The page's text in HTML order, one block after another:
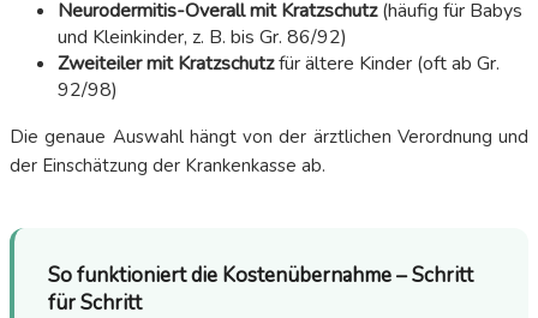
Neurodermitis-Overall mit Kratzschutz(häufig für Babys
und Kleinkinder, z. B. bis Gr. 86/92)
Zweiteiler mit Kratzschutzfür ältere Kinder (oft ab Gr.
92/98)
Die genaue Auswahl hängt von der ärztlichen Verordnung und
der Einschätzung der Krankenkasse ab.
So funktioniert die Kostenübernahme – Schritt
für Schritt